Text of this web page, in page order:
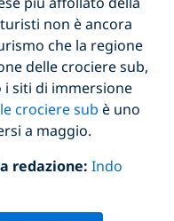
non è ancora
che la regione
delle crociere sub,
i siti di immersione
crociere sub è uno
a maggio.
redazione: Indo